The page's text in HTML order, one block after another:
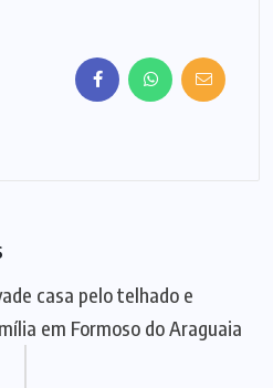
casa pelo telhado e
em Formoso do Araguaia